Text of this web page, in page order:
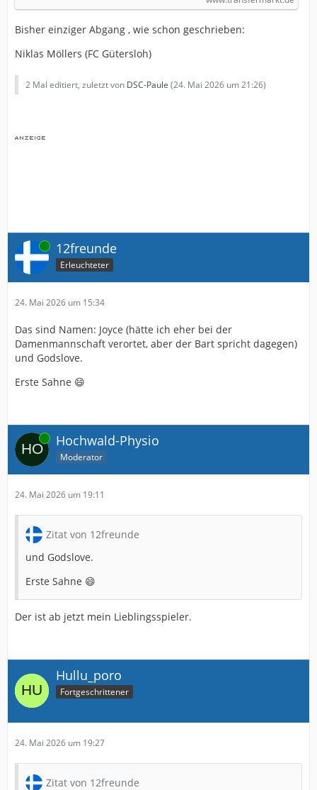
Bisher einziger Abgang , wie schon geschrieben:
Niklas Möllers (FC Gütersloh)
2 Mal editiert, zuletzt von DSC-Paule (24. Mai 2026 um 21:26)
Online 12freunde
Erleuchteter
24. Mai 2026 um 15:34
Das sind Namen: Joyce (hätte ich eher bei der
Damenmannschaft verortet, aber der Bart spricht dagegen)
und Godslove.
Erste Sahne 😄
Online Hochwald-Physio
Moderator
24. Mai 2026 um 19:11
Zitat von 12freunde
und Godslove.
Erste Sahne 😄
Der ist ab jetzt mein Lieblingsspieler.
Hullu_poro
Fortgeschrittener
24. Mai 2026 um 19:27
Zitat von 12freunde